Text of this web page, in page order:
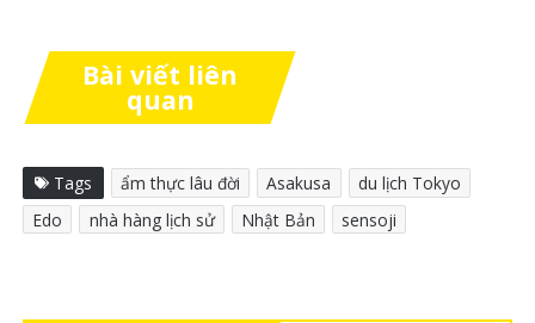
Bài viết liên
quan
Tags ẩm thực lâu đời Asakusa
du lịch Tokyo
Edo
nhà hàng lịch sử Nhật Bản sensoji